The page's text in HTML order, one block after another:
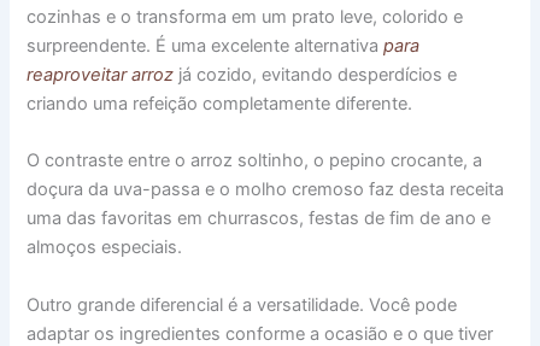
cozinhas e o transforma em um prato leve, colorido e
surpreendente. É uma excelente alternativa para
reaproveitar arroz já cozido, evitando desperdícios e
criando uma refeição completamente diferente.
O contraste entre o arroz soltinho, o pepino crocante, a
doçura da uva-passa e o molho cremoso faz desta receita
uma das favoritas em churrascos, festas de fim de ano e
almoços especiais.
Outro grande diferencial é a versatilidade. Você pode
adaptar os ingredientes conforme a ocasião e o que tiver